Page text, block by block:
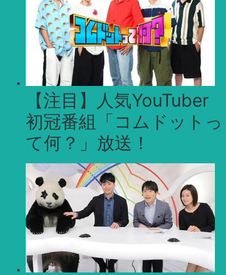
【注目】人気YouTuber
初冠番組「コムドットっ
て何？」放送！